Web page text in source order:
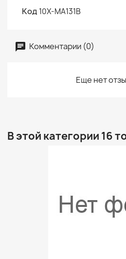
Код 10X-MA131B
Комментарии (0)
Еще нет
В этой категории 16